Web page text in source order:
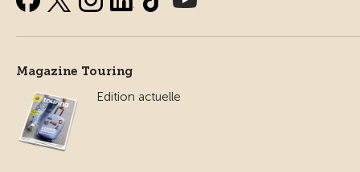
Magazine Touring
Edition actuelle